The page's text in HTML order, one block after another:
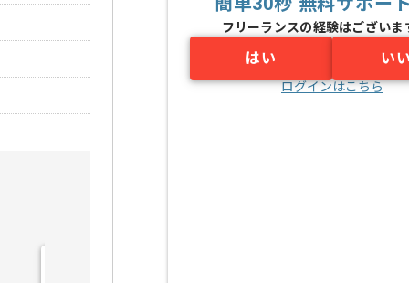
フリーランスの経験はございま
はい い
ログインはこちら